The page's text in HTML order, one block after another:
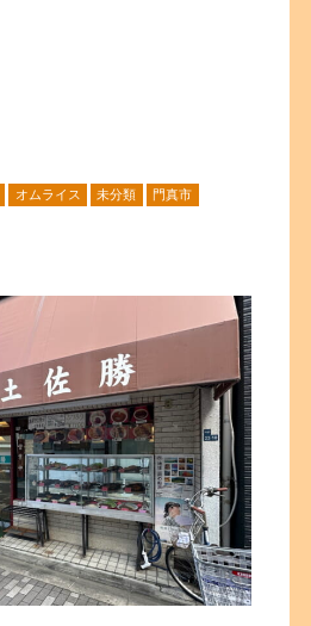
オムライス 未分類 門真市